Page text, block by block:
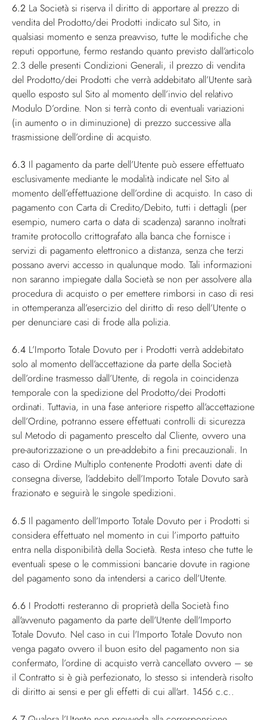
6.2 La Società si riserva il diritto di apportare al prezzo di
vendita del Prodotto/dei Prodotti indicato sul Sito, in
qualsiasi momento e senza preavviso, tutte le modifiche che
reputi opportune, fermo restando quanto previsto dall’articolo
2.3 delle presenti Condizioni Generali, il prezzo di vendita
del Prodotto/dei Prodotti che verrà addebitato all’Utente sarà
quello esposto sul Sito al momento dell’invio del relativo
Modulo D’ordine. Non si terrà conto di eventuali variazioni
(in aumento o in diminuzione) di prezzo successive alla
trasmissione dell’ordine di acquisto.
6.3 Il pagamento da parte dell’Utente può essere effettuato
esclusivamente mediante le modalità indicate nel Sito al
momento dell’effettuazione dell’ordine di acquisto. In caso di
pagamento con Carta di Credito/Debito, tutti i dettagli (per
esempio, numero carta o data di scadenza) saranno inoltrati
tramite protocollo crittografato alla banca che fornisce i
servizi di pagamento elettronico a distanza, senza che terzi
possano avervi accesso in qualunque modo. Tali informazioni
non saranno impiegate dalla Società se non per assolvere alla
procedura di acquisto o per emettere rimborsi in caso di resi
in ottemperanza all’esercizio del diritto di reso dell’Utente o
per denunciare casi di frode alla polizia.
6.4 L’Importo Totale Dovuto per i Prodotti verrà addebitato
solo al momento dell’accettazione da parte della Società
dell’ordine trasmesso dall’Utente, di regola in coincidenza
temporale con la spedizione del Prodotto/dei Prodotti
ordinati. Tuttavia, in una fase anteriore rispetto all’accettazione
dell’Ordine, potranno essere effettuati controlli di sicurezza
sul Metodo di pagamento prescelto dal Cliente, ovvero una
pre-autorizzazione o un pre-addebito a fini precauzionali. In
caso di Ordine Multiplo contenente Prodotti aventi date di
consegna diverse, l’addebito dell’Importo Totale Dovuto sarà
frazionato e seguirà le singole spedizioni.
6.5 Il pagamento dell’Importo Totale Dovuto per i Prodotti si
considera effettuato nel momento in cui l’importo pattuito
entra nella disponibilità della Società. Resta inteso che tutte le
eventuali spese o le commissioni bancarie dovute in ragione
del pagamento sono da intendersi a carico dell’Utente.
6.6 I Prodotti resteranno di proprietà della Società fino
all'avvenuto pagamento da parte dell'Utente dell'Importo
Totale Dovuto. Nel caso in cui l'Importo Totale Dovuto non
venga pagato ovvero il buon esito del pagamento non sia
confermato, l’ordine di acquisto verrà cancellato ovvero – se
il Contratto si è già perfezionato, lo stesso si intenderà risolto
di diritto ai sensi e per gli effetti di cui all'art. 1456 c.c..